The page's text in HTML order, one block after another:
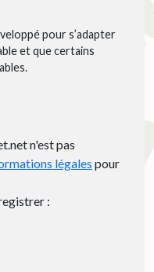
pour s’adapter
et que certains
n'est pas
légales pour
: